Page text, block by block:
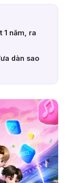
1 năm, ra
dàn sao